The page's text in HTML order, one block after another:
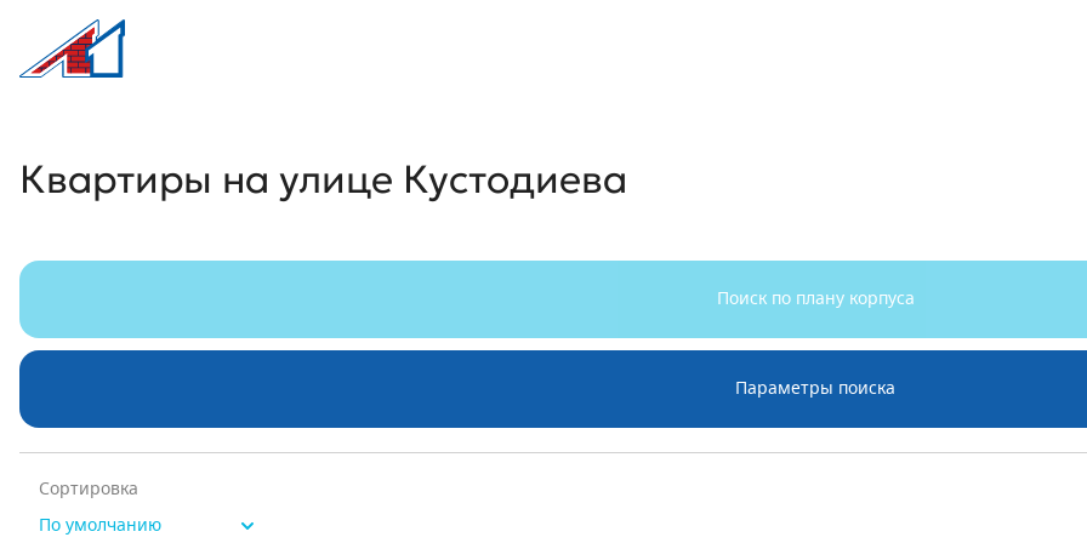
Л1 Строительная компания №1
Квартиры на улице Кустодиева
Квартиры на улице Кустодиева
Поиск по плану корпуса
Параметры поиска
Сортировка
По умолчанию